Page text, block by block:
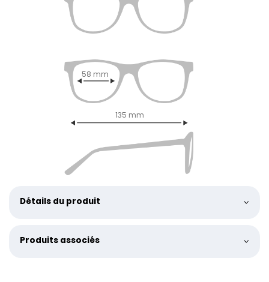
58 mm
135 mm
Détails du produit
Produits associés